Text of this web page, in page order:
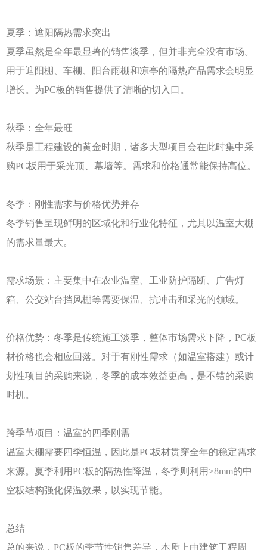
夏季：遮阳隔热需求突出
夏季虽然是全年最显著的销售淡季，但并非完全没有市场。
用于遮阳棚、车棚、阳台雨棚和凉亭的隔热产品需求会明显
增长。为PC板的销售提供了清晰的切入口。
秋季：全年最旺
秋季是工程建设的黄金时期，诸多大型项目会在此时集中采
购PC板用于采光顶、幕墙等。需求和价格通常能保持高位。
冬季：刚性需求与价格优势并存
冬季销售呈现鲜明的区域化和行业化特征，尤其以温室大棚
的需求量最大。
需求场景：主要集中在农业温室、工业防护隔断、广告灯
箱、公交站台挡风棚等需要保温、抗冲击和采光的领域。
价格优势：冬季是传统施工淡季，整体市场需求下降， PC板
材价格也会相应回落。对于有刚性需求（如温室搭建）或计
划性项目的采购来说，冬季的成本效益更高，是不错的采购
时机。
跨季节项目：温室的四季刚需
温室大棚需要四季恒温，因此是PC板材贯穿全年的稳定需求
来源。夏季利用PC板的隔热性降温，冬季则利用≥8mm的中
空板结构强化保温效果，以实现节能。
总结
总的来说， PC板的季节性销售差异，本质上由建筑工程周